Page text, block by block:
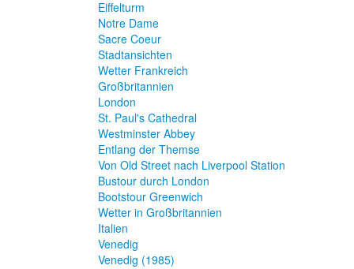
Eiffelturm
Notre Dame
Sacre Coeur
Stadtansichten
Wetter Frankreich
Großbritannien
London
St. Paul's Cathedral
Westminster Abbey
Entlang der Themse
Von Old Street nach Liverpool Station
Bustour durch London
Bootstour Greenwich
Wetter in Großbritannien
Italien
Venedig
Venedig (1985)